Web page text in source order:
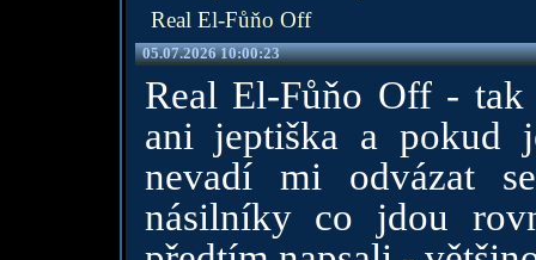
Real El-Fůňo Off
05.07.2026 10:00:23
Real El-Fůňo Off - tak
ani jeptiška a pokud
nevadí mi odvázat
násilníky co jdou